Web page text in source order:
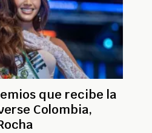
que recibe la
Colombia,